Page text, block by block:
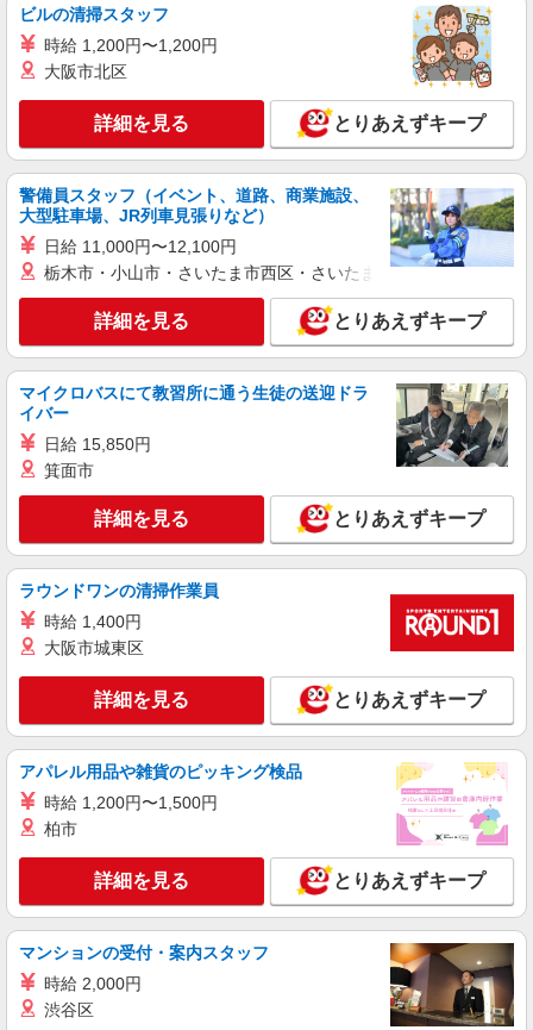
平野クレーン工業株式会社
【一般事務職】
定＞ 年1回 ＜試用期間＞ 6ヶ月 ※本採用時と条件
の変更はなし
東京都港区新橋二丁目4番7号 VORT新橋二丁
目10階
キープ 詳細を見る
アルバイト パート 職業紹介
仕分け シール貼り 倉庫内軽作業 オフィスワー
ク イベントスタッフ等
時給1600円〜1800円（22:00〜翌5:00の深夜手
当で時給UP） ※給与幅は経験・能力による
詳細を見る
パート 職業紹介
株式会社フルキャスト東京支社/EA0401G-10I
ントスタッフ、仕分け等もあります！
時給1600円〜1800円（22:00〜翌5:00の深夜手
当で時給UP） ※給与幅は経験・能力による
東京都港区
キープ 詳細を見る
東京美装興業株式会社 東京第一支店
月給24万円〜30万円 ※経験・能力による 年収
例※32歳、事務歴2年 （1年目）年収3,030,000円
※月給250,000円 （2年目）年収3,440,000円※月
給260,000円、賞与年2回含む （3年目）年収
3,540,000円※月給260,000円、賞与年2回含む
東京都港区南青山3丁目（請負先）
キープ 詳細を見る
ビルの清掃スタッフ
時給 1,200円〜1,200円
大阪市北区
詳細を見る とりあえずキープ
警備員スタッフ（イベント、道路、商業施設、
大型駐車場、JR列車見張りなど）
日給 11,000円〜12,100円
栃木市・小山市・さいたま市西区・さいたま市岩槻区・久喜市・
詳細を見る とりあえずキープ
マイクロバスにて教習所に通う生徒の送迎ドラ
イバー
日給 15,850円
箕面市
詳細を見る とりあえずキープ
ラウンドワンの清掃作業員
時給 1,400円
大阪市城東区
詳細を見る とりあえずキープ
アパレル用品や雑貨のピッキング検品
時給 1,200円〜1,500円
柏市
詳細を見る とりあえずキープ
マンションの受付・案内スタッフ
時給 2,000円
渋谷区